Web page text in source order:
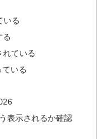
いる
る
ている
いる
表示されるか確認